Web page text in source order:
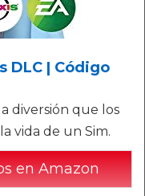
DLC | Código
diversión que los
vida de un Sim.
en Amazon